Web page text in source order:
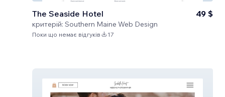
The Seaside Hotel
критерій: Southern Maine Web Design
49 $
Поки що немає відгуків 17